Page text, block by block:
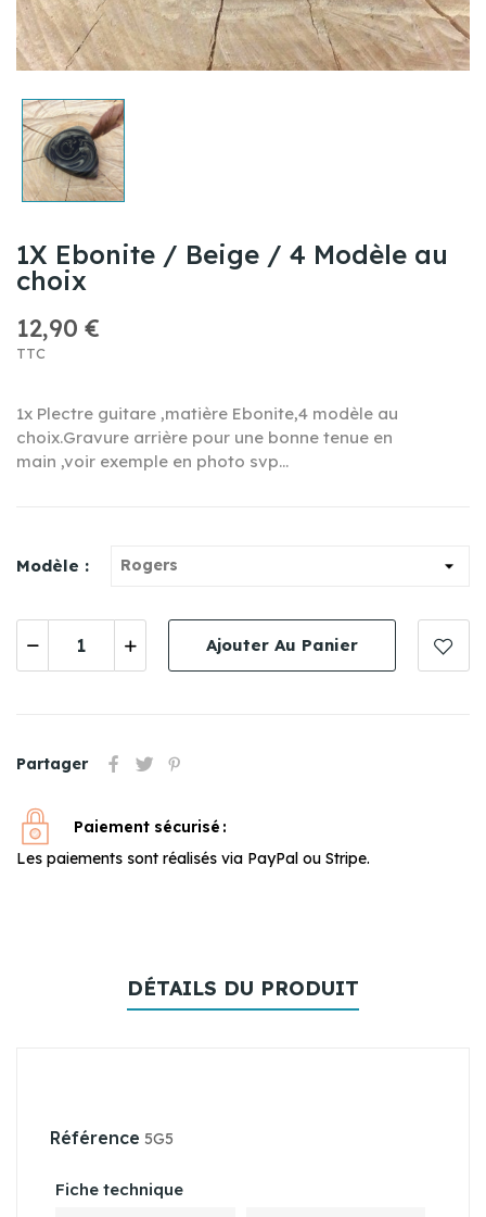
1X Ebonite / Beige / 4 Modèle au
choix
12,90 €
TTC
1x Plectre guitare ,matière Ebonite,4 modèle au
choix.Gravure arrière pour une bonne tenue en
main ,voir exemple en photo svp...
Modèle :
Ajouter Au Panier
Partager
Paiement sécurisé
Les paiements sont réalisés via PayPal ou Stripe.
DÉTAILS DU PRODUIT
Référence 5G5
Fiche technique